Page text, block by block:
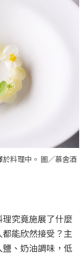
於料理中。 圖／慕舍酒
究竟施展了什麼
能欣然接受？主
、奶油調味，低